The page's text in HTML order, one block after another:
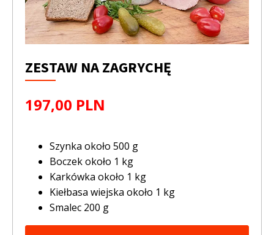
ZESTAW NA ZAGRYCHĘ
197,00 PLN
Szynka około 500 g
Boczek około 1 kg
Karkówka około 1 kg
Kiełbasa wiejska około 1 kg
Smalec 200 g